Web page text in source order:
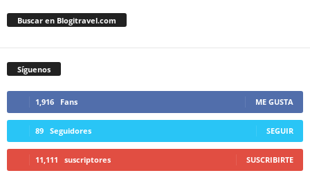
Buscar en Blogitravel.com
Síguenos
1,916 Fans ME GUSTA
89 Seguidores SEGUIR
11,111 suscriptores SUSCRIBIRTE